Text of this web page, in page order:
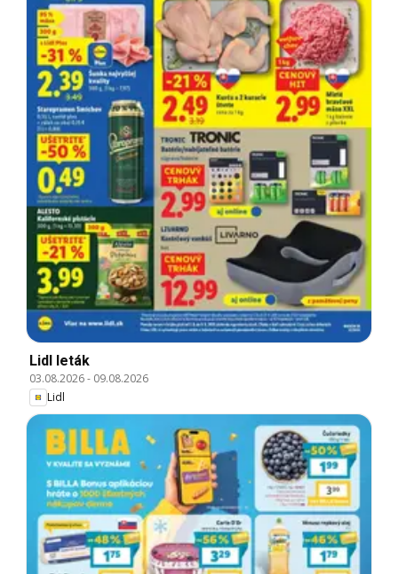
Lidl leták
03.08.2026- 09.08.2026
Lidl